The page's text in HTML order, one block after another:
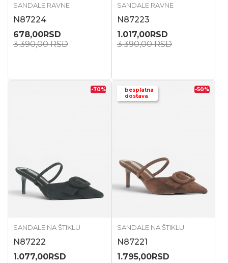
SANDALE RAVNE
N87224
678,00RSD
3.390,00RSD
SANDALE RAVNE
N87223
1.017,00RSD
3.390,00RSD
-70%
SANDALE NA ŠTIKLU
N87222
1.077,00RSD
besplatna
dostava
-50%
SANDALE NA ŠTIKLU
N87221
1.795,00RSD